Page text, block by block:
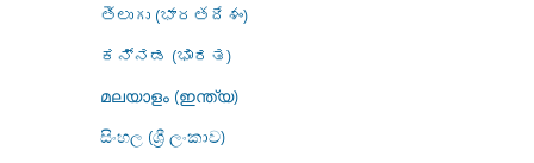
తెలుగు (భారతదేశం)
ಕನ್ನಡ (ಭಾರತ)
മലയാളം (ഇന്ത്യ)
සිංහල (ශ්‍රී ලංකාව)